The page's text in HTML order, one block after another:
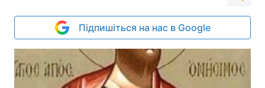
Підпишіться на нас в Google